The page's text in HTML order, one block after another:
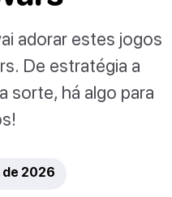
adorar estes jogos
De estratégia a
sorte, há algo para
2026